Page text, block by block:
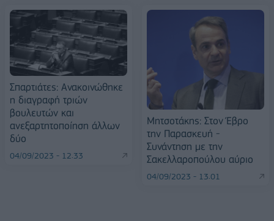
Σπαρτιάτες: Ανακοινώθηκε
η διαγραφή τριών
βουλευτών και
ανεξαρτητοποίηση άλλων
δύο
04/09/2023 - 12:33
Μητσοτάκης: Στον Έβρο
την Παρασκευή -
Συνάντηση με την
Σακελλαροπούλου αύριο
04/09/2023 - 13:01